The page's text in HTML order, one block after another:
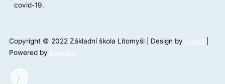
covid-19.
Copyright © 2022 Základní škola Litomyšl | Design by Objevil
Powered by Kupodivu